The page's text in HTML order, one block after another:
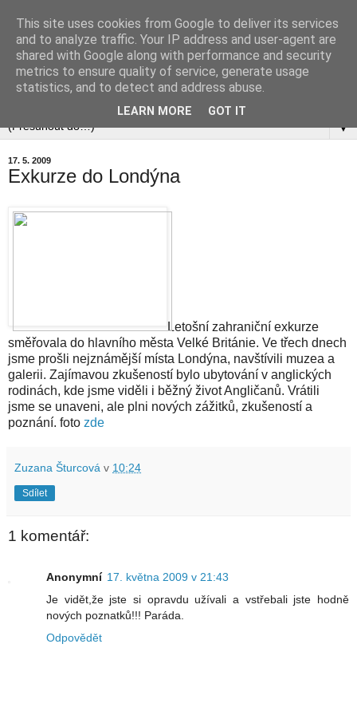
▼
17. 5. 2009
Exkurze do Londýna
Letošní zahraniční exkurze
směřovala do hlavního města Velké Británie. Ve třech dnech
jsme prošli nejznámější místa Londýna, navštívili muzea a
galerii. Zajímavou zkušeností bylo ubytování v anglických
rodinách, kde jsme viděli i běžný život Angličanů. Vrátili
jsme se unaveni, ale plni nových zážitků, zkušeností a
poznání. foto zde
Zuzana Šturcová v 10:24
Sdílet
1 komentář:
Anonymní 17. května 2009 v 21:43
Je vidět,že jste si opravdu užívali a vstřebali jste hodně
nových poznatků!!! Paráda.
Odpovědět
This site uses cookies from Google to deliver its services
and to analyze traffic. Your IP address and user-agent are
shared with Google along with performance and security
metrics to ensure quality of service, generate usage
statistics, and to detect and address abuse.
LEARN MORE GOT IT